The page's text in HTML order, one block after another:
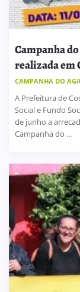
Campanha
realizada em
CAMPANHA DO
A Prefeitura de
Social e Fundo
de junho a
Campanha do ...